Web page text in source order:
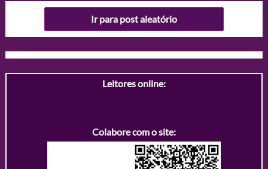
Ir para post aleatório
Leitores online:
Colabore com o site: